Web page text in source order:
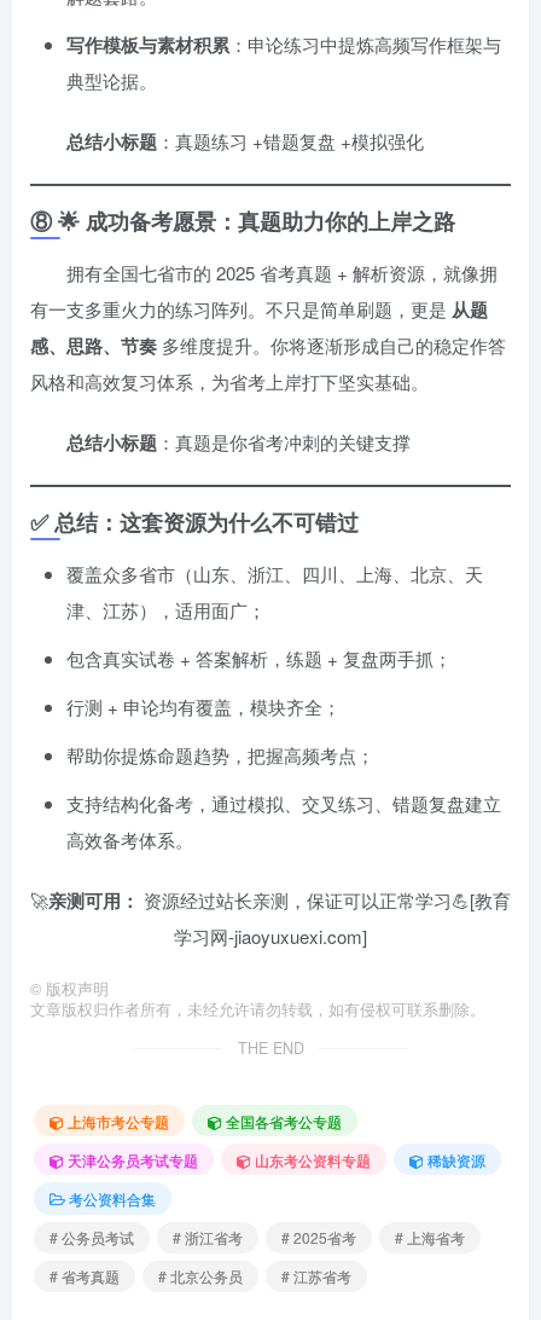
写作模板与素材积累 ：申论练习中提炼高频写作框架与
典型论据。
总结小标题 ：真题练习 +错题复盘 +模拟强化
⑧ 🌟 成功备考愿景：真题助力你的上岸之路
拥有全国七省市的 2025 省考真题 + 解析资源，就像拥
有一支多重火力的练习阵列。不只是简单刷题，更是 从题
感、思路、节奏 多维度提升。你将逐渐形成自己的稳定作答
风格和高效复习体系，为省考上岸打下坚实基础。
总结小标题 ：真题是你省考冲刺的关键支撑
✅ 总结：这套资源为什么不可错过
覆盖众多省市（山东、浙江、四川、上海、北京、天
津、江苏），适用面广；
包含真实试卷 + 答案解析，练题 + 复盘两手抓；
行测 + 申论均有覆盖，模块齐全；
帮助你提炼命题趋势，把握高频考点；
支持结构化备考，通过模拟、交叉练习、错题复盘建立
高效备考体系。
🚀亲测可用： 资源经过站长亲测，保证可以正常学习💪[教育
学习网-jiaoyuxuexi.com]
© 版权声明
文章版权归作者所有，未经允许请勿转载，如有侵权可联系删除。
THE END
上海市考公专题
全国各省考公专题
天津公务员考试专题
山东考公资料专题
稀缺资源
考公资料合集
# 公务员考试
# 浙江省考 # 2025省考
# 上海省考
# 省考真题
# 北京公务员 # 江苏省考